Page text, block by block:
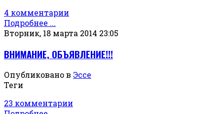
4 комментарии
Подробнее ...
Вторник, 18 марта 2014 23:05
ВНИМАНИЕ, ОБЪЯВЛЕНИЕ!!!
Опубликовано в Эссе
Теги
23 комментарии